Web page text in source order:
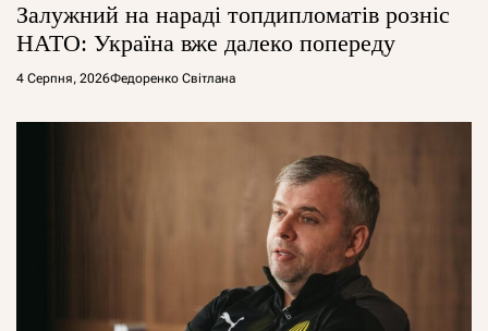
Залужний на нараді топдипломатів розніс
НАТО: Україна вже далеко попереду
4 Серпня, 2026Федоренко Світлана